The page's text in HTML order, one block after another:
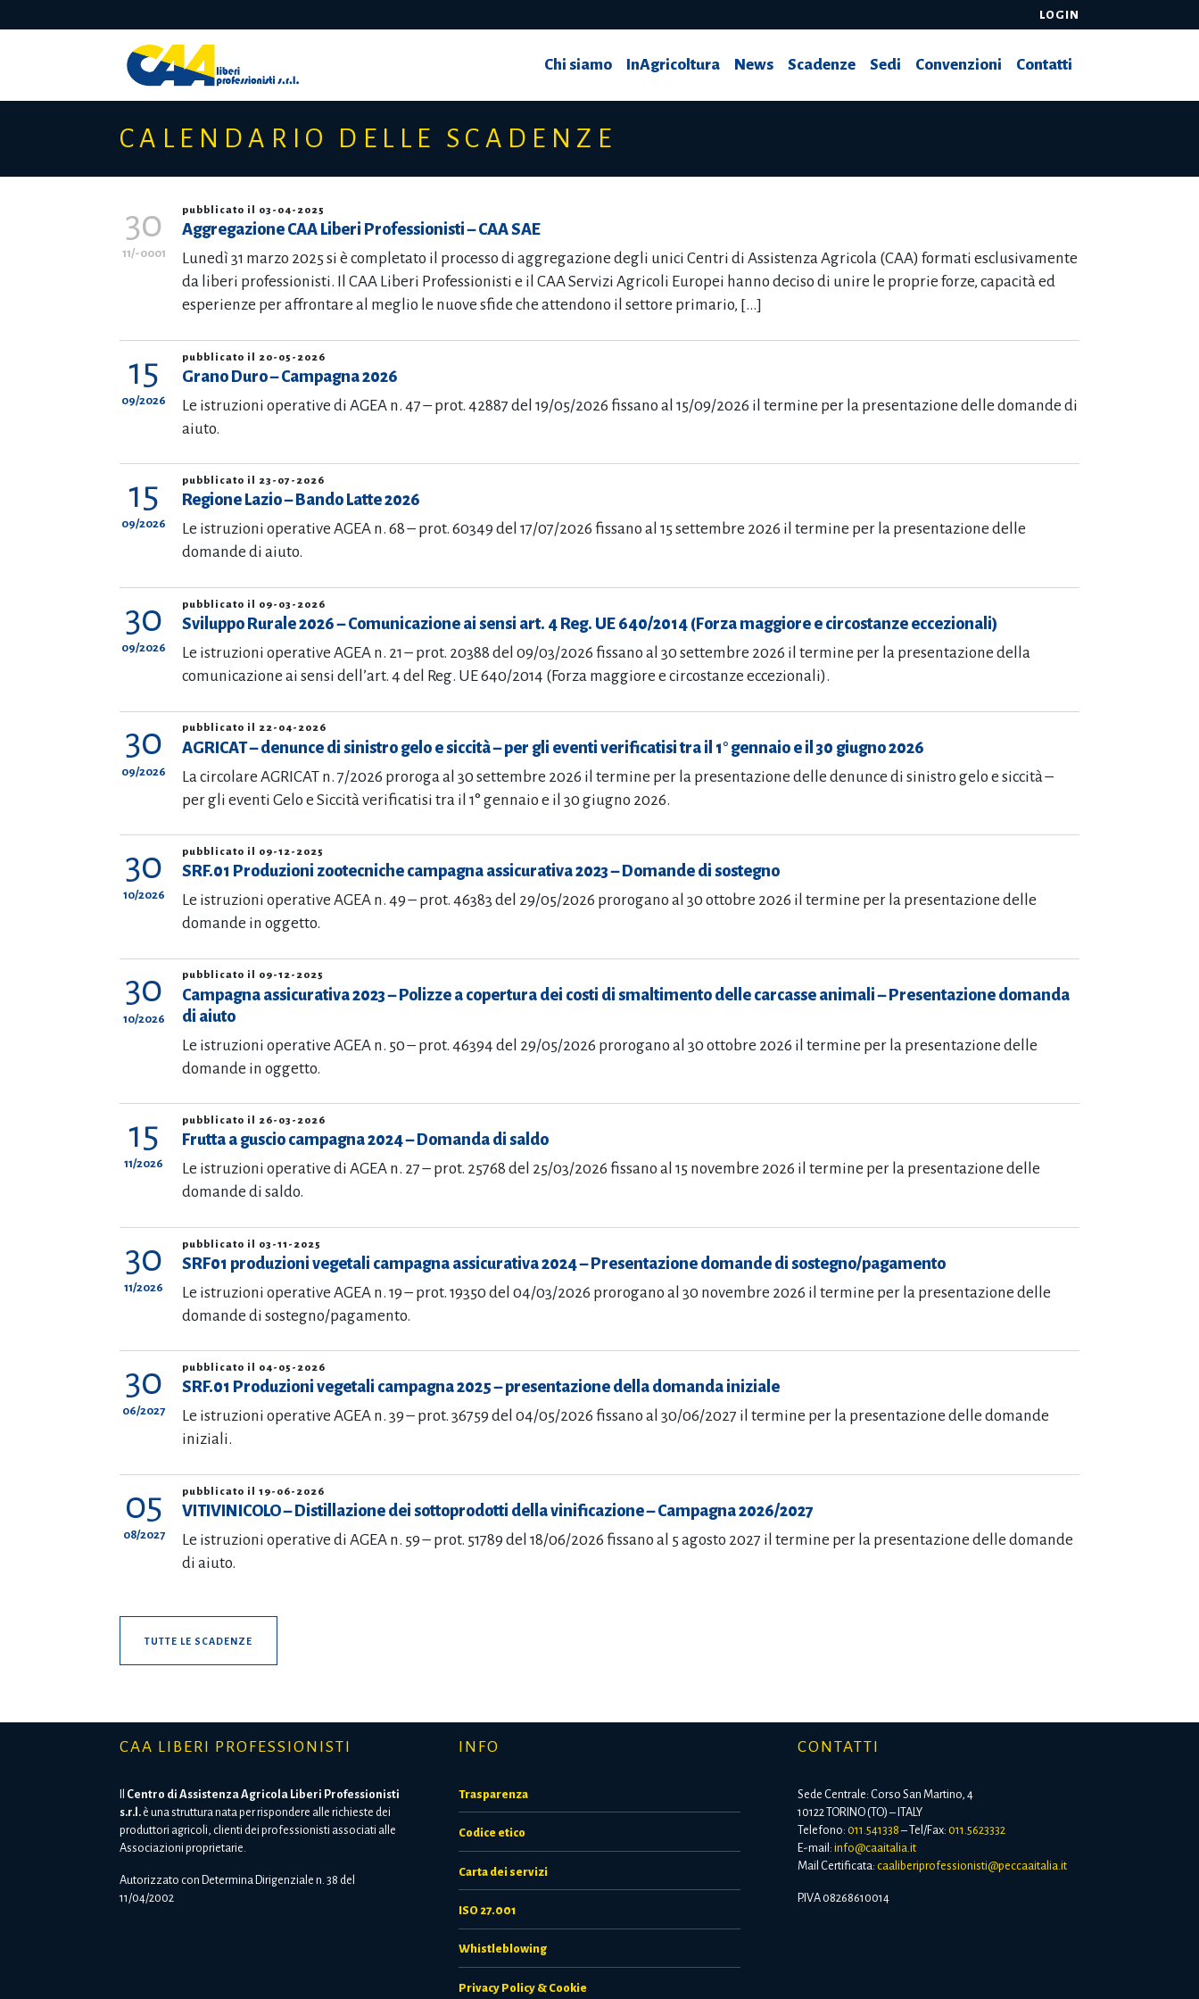
to
LOGIN
Chi siamo InAgricoltura News Scadenze Sedi Convenzioni Contatti
CALENDARIO DELLE SCADENZE
30
11/-0001
pubblicato il 03-04-2025
Aggregazione CAA Liberi Professionisti – CAA SAE
Lunedì 31 marzo 2025 si è completato il processo di aggregazione degli unici Centri di Assistenza Agricola (CAA) formati esclusivamente
da liberi professionisti. Il CAA Liberi Professionisti e il CAA Servizi Agricoli Europei hanno deciso di unire le proprie forze, capacità ed
esperienze per affrontare al meglio le nuove sfide che attendono il settore primario, […]
15
09/2026
pubblicato il 20-05-2026
Grano Duro – Campagna 2026
Le istruzioni operative di AGEA n. 47 – prot. 42887 del 19/05/2026 fissano al 15/09/2026 il termine per la presentazione delle domande di
aiuto.
15
09/2026
pubblicato il 23-07-2026
Regione Lazio – Bando Latte 2026
Le istruzioni operative AGEA n. 68 – prot. 60349 del 17/07/2026 fissano al 15 settembre 2026 il termine per la presentazione delle
domande di aiuto.
30
09/2026
pubblicato il 09-03-2026
Sviluppo Rurale 2026 – Comunicazione ai sensi art. 4 Reg. UE 640/2014 (Forza maggiore e circostanze eccezionali)
Le istruzioni operative AGEA n. 21 – prot. 20388 del 09/03/2026 fissano al 30 settembre 2026 il termine per la presentazione della
comunicazione ai sensi dell’art. 4 del Reg. UE 640/2014 (Forza maggiore e circostanze eccezionali).
30
09/2026
pubblicato il 22-04-2026
AGRICAT – denunce di sinistro gelo e siccità – per gli eventi verificatisi tra il 1° gennaio e il 30 giugno 2026
La circolare AGRICAT n. 7/2026 proroga al 30 settembre 2026 il termine per la presentazione delle denunce di sinistro gelo e siccità –
per gli eventi Gelo e Siccità verificatisi tra il 1° gennaio e il 30 giugno 2026.
30
10/2026
pubblicato il 09-12-2025
SRF.01 Produzioni zootecniche campagna assicurativa 2023 – Domande di sostegno
Le istruzioni operative AGEA n. 49 – prot. 46383 del 29/05/2026 prorogano al 30 ottobre 2026 il termine per la presentazione delle
domande in oggetto.
30
10/2026
pubblicato il 09-12-2025
Campagna assicurativa 2023 – Polizze a copertura dei costi di smaltimento delle carcasse animali – Presentazione domanda
di aiuto
Le istruzioni operative AGEA n. 50 – prot. 46394 del 29/05/2026 prorogano al 30 ottobre 2026 il termine per la presentazione delle
domande in oggetto.
15
11/2026
pubblicato il 26-03-2026
Frutta a guscio campagna 2024 – Domanda di saldo
Le istruzioni operative di AGEA n. 27 – prot. 25768 del 25/03/2026 fissano al 15 novembre 2026 il termine per la presentazione delle
domande di saldo.
30
11/2026
pubblicato il 03-11-2025
SRF01 produzioni vegetali campagna assicurativa 2024 – Presentazione domande di sostegno/pagamento
Le istruzioni operative AGEA n. 19 – prot. 19350 del 04/03/2026 prorogano al 30 novembre 2026 il termine per la presentazione delle
domande di sostegno/pagamento.
30
06/2027
pubblicato il 04-05-2026
SRF.01 Produzioni vegetali campagna 2025 – presentazione della domanda iniziale
Le istruzioni operative AGEA n. 39 – prot. 36759 del 04/05/2026 fissano al 30/06/2027 il termine per la presentazione delle domande
iniziali.
05
08/2027
pubblicato il 19-06-2026
VITIVINICOLO – Distillazione dei sottoprodotti della vinificazione – Campagna 2026/2027
Le istruzioni operative di AGEA n. 59 – prot. 51789 del 18/06/2026 fissano al 5 agosto 2027 il termine per la presentazione delle domande
di aiuto.
TUTTE LE SCADENZE
CAA LIBERI PROFESSIONISTI
Centro di Assistenza Agricola Liberi Professionisti
s.r.l. è una struttura nata per rispondere alle richieste dei
produttori agricoli, clienti dei professionisti associati alle
Associazioni proprietarie.
Autorizzato con Determina Dirigenziale n. 38 del
11/04/2002
INFO
Trasparenza
Codice etico
Carta dei servizi
ISO 27.001
Whistleblowing
Privacy Policy & Cookie
CONTATTI
Sede Centrale: Corso San Martino, 4
10122 TORINO (TO) – ITALY
Telefono: 011.541338– Tel/Fax: 011.5623332
E-mail: info@caaitalia.it
Mail Certificata: caaliberiprofessionisti@peccaaitalia.it
P.IVA 08268610014